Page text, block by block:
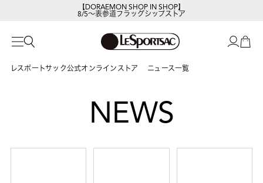
【DORAEMON SHOP IN SHOP】
8/5～表参道フラッグシップストア
レスポートサック公式オンラインストア ニュース一覧
NEWS